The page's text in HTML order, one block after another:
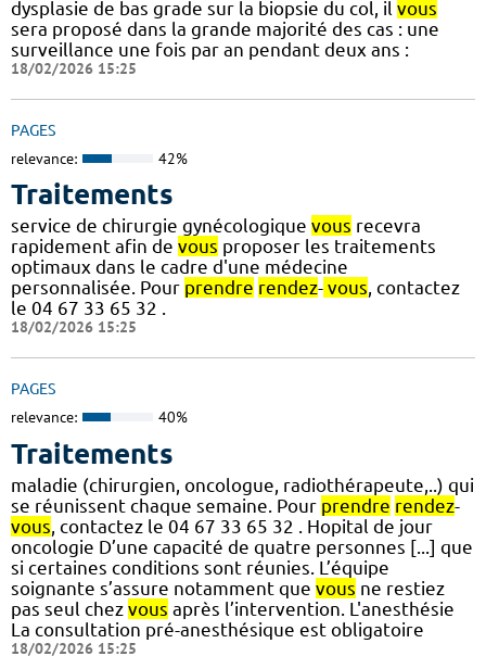
dysplasie de bas grade sur la biopsie du col, il vous
sera proposé dans la grande majorité des cas : une
surveillance une fois par an pendant deux ans :
18/02/2026 15:25
PAGES
relevance: 42%
Traitements
service de chirurgie gynécologique vous recevra
rapidement afin de vous proposer les traitements
optimaux dans le cadre d'une médecine
personnalisée. Pour prendre rendez- vous, contactez
le 04 67 33 65 32 .
18/02/2026 15:25
PAGES
relevance: 40%
Traitements
maladie (chirurgien, oncologue, radiothérapeute,..) qui
se réunissent chaque semaine. Pour prendre rendez-
vous , contactez le 04 67 33 65 32 . Hopital de jour
oncologie D’une capacité de quatre personnes [...] que
si certaines conditions sont réunies. L’équipe
soignante s’assure notamment que vous ne restiez
pas seul chez vous après l’intervention. L'anesthésie
La consultation pré-anesthésique est obligatoire
18/02/2026 15:25